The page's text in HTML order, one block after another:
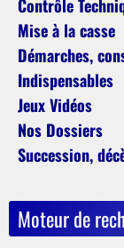
Contrôle
Mise à la casse
Démarches,
Indispensables
Jeux Vidéos
Nos Dossiers
Succession,
Moteur de